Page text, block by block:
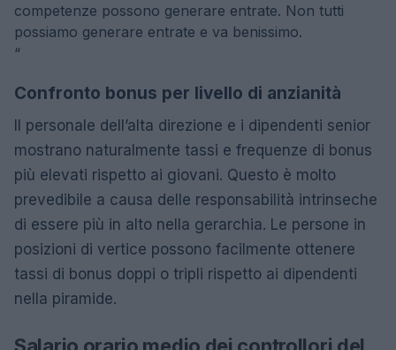
competenze possono generare entrate. Non tutti
possiamo generare entrate e va benissimo.
“
Confronto bonus per livello di anzianità
Il personale dell’alta direzione e i dipendenti senior
mostrano naturalmente tassi e frequenze di bonus
più elevati rispetto ai giovani. Questo è molto
prevedibile a causa delle responsabilità intrinseche
di essere più in alto nella gerarchia. Le persone in
posizioni di vertice possono facilmente ottenere
tassi di bonus doppi o tripli rispetto ai dipendenti
nella piramide.
Salario orario medio dei controllori del